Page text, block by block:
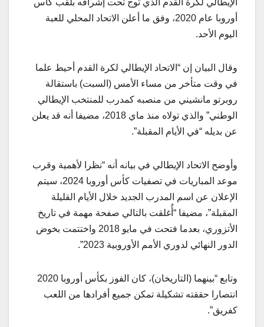
أوروبا عام 2020، وفق ما أعلن الاتحاد المحلي للعبة
اليوم الأحد.
وقال البيان إن “الاتحاد الإيطالي لكرة القدم أحيط علما
في وقت متأخر من مساء الأمس (السبت) باستقالة
روبرتو مانشيني من منصبه كمدرب للمنتخب الإيطالي
الوطني” والذي تولاه منذ ماي 2018، مضيفا أنه قد يعلن
عن بديله “في الأيام المقبلة”.
وأوضح الاتحاد الإيطالي في بيانه أنه “نظرا لأهمية وقرب
موعد المباريات في تصفيات كأس أوروبا 2024، سيتم
الإعلان عن اسم المدرب الجديد خلال الأيام القليلة
المقبلة”، مضيفا “أُغلقت بالتالي صفحة مهمة في تاريخ
الأتزوري، بعدما فتحت في مايو 2018 واختتمت بخوض
الدور النهائي لدوري الأمم الأوروبية 2023”.
وتابع “بينهما (التاريخان)، كان الفوز بكأس أوروبا 2020
انتصارا حققته تشكيلة تمكن جميع أفرادها من اللعب
كفريق”.